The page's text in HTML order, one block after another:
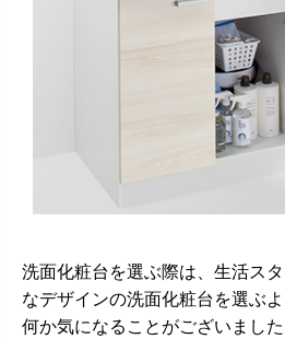
洗面化粧台を選ぶ際は、生活ス
なデザインの洗面化粧台を選ぶよ
何か気になることがございまし